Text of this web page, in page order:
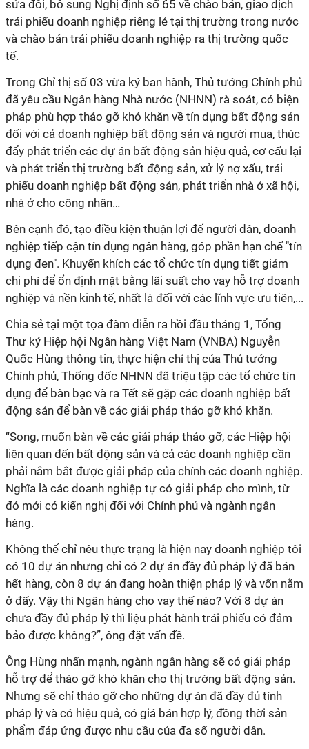
sửa đổi, bổ sung Nghị định số 65 về chào bán, giao dịch
trái phiếu doanh nghiệp riêng lẻ tại thị trường trong nước
và chào bán trái phiếu doanh nghiệp ra thị trường quốc
tế.
Trong Chỉ thị số 03 vừa ký ban hành, Thủ tướng Chính phủ
đã yêu cầu Ngân hàng Nhà nước (NHNN) rà soát, có biện
pháp phù hợp tháo gỡ khó khăn về tín dụng bất động sản
đối với cả doanh nghiệp bất động sản và người mua, thúc
đẩy phát triển các dự án bất động sản hiệu quả, cơ cấu lại
và phát triển thị trường bất động sản, xử lý nợ xấu, trái
phiếu doanh nghiệp bất động sản, phát triển nhà ở xã hội,
nhà ở cho công nhân…
Bên cạnh đó, tạo điều kiện thuận lợi để người dân, doanh
nghiệp tiếp cận tín dụng ngân hàng, góp phần hạn chế "tín
dụng đen". Khuyến khích các tổ chức tín dụng tiết giảm
chi phí để ổn định mặt bằng lãi suất cho vay hỗ trợ doanh
nghiệp và nền kinh tế, nhất là đối với các lĩnh vực ưu tiên,...
Chia sẻ tại một tọa đàm diễn ra hồi đầu tháng 1, Tổng
Thư ký Hiệp hội Ngân hàng Việt Nam (VNBA) Nguyễn
Quốc Hùng thông tin, thực hiện chỉ thị của Thủ tướng
Chính phủ, Thống đốc NHNN đã triệu tập các tổ chức tín
dụng để bàn bạc và ra Tết sẽ gặp các doanh nghiệp bất
động sản để bàn về các giải pháp tháo gỡ khó khăn.
“Song, muốn bàn về các giải pháp tháo gỡ, các Hiệp hội
liên quan đến bất động sản và cả các doanh nghiệp cần
phải nắm bắt được giải pháp của chính các doanh nghiệp.
Nghĩa là các doanh nghiệp tự có giải pháp cho mình, từ
đó mới có kiến nghị đối với Chính phủ và ngành ngân
hàng.
Không thể chỉ nêu thực trạng là hiện nay doanh nghiệp tôi
có 10 dự án nhưng chỉ có 2 dự án đầy đủ pháp lý đã bán
hết hàng, còn 8 dự án đang hoàn thiện pháp lý và vốn nằm
ở đấy. Vậy thì Ngân hàng cho vay thế nào? Với 8 dự án
chưa đầy đủ pháp lý thì liệu phát hành trái phiếu có đảm
bảo được không?”, ông đặt vấn đề.
Ông Hùng nhấn mạnh, ngành ngân hàng sẽ có giải pháp
hỗ trợ để tháo gỡ khó khăn cho thị trường bất động sản.
Nhưng sẽ chỉ tháo gỡ cho những dự án đã đầy đủ tính
pháp lý và có hiệu quả, có giá bán hợp lý, đồng thời sản
phẩm đáp ứng được nhu cầu của đa số người dân.